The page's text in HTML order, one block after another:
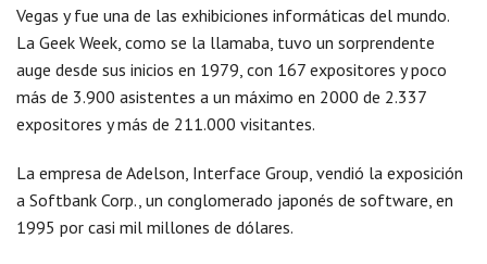
Vegas y fue una de las exhibiciones informáticas del mundo.
La Geek Week, como se la llamaba, tuvo un sorprendente
auge desde sus inicios en 1979, con 167 expositores y poco
más de 3.900 asistentes a un máximo en 2000 de 2.337
expositores y más de 211.000 visitantes.
La empresa de Adelson, Interface Group, vendió la exposición
a Softbank Corp., un conglomerado japonés de software, en
1995 por casi mil millones de dólares.